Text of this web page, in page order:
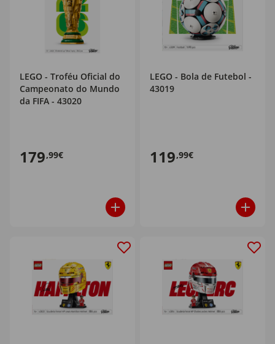
LEGO - Troféu Oficial do
Campeonato do Mundo
da FIFA - 43020
179,99€
LEGO - Bola de Futebol -
43019
119,99€